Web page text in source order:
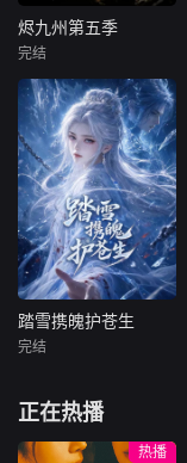
烬九州第五季
暂无剧情介绍
烬九州第五季
完结
踏雪携魄护苍生
暂无剧情介绍
踏雪携魄护苍生
完结
正在热播
热播